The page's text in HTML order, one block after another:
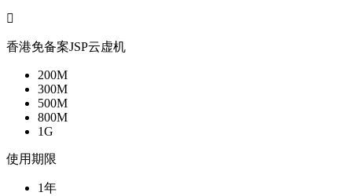

香港免备案JSP云虚机
200M
300M
500M
800M
1G
使用期限
1年